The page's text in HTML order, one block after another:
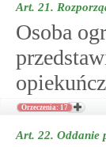
Art. 21.
Osoba
Orzeczenia: 17
Art. 22. Oddanie